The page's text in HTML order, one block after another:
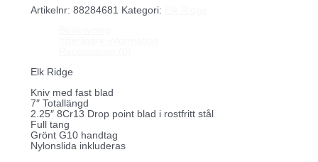
Artikelnr: 88284681 Kategori:
Elk Ridge
Kniv med fast blad
7″ Totallängd
2.25″ 8Cr13 Drop point blad i rostfritt stål
Full tang
Grönt G10 handtag
Nylonslida inkluderas